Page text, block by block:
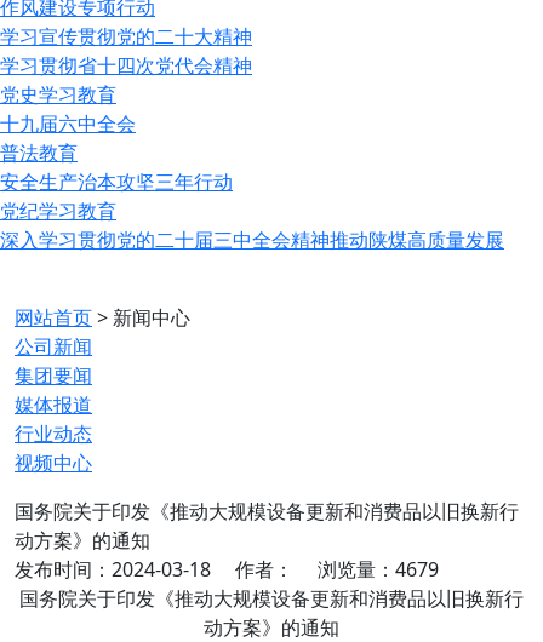
作风建设专项行动
学习宣传贯彻党的二十大精神
学习贯彻省十四次党代会精神
党史学习教育
十九届六中全会
普法教育
安全生产治本攻坚三年行动
党纪学习教育
深入学习贯彻党的二十届三中全会精神推动陕煤高质量发展
网站首页> 新闻中心
公司新闻
集团要闻
媒体报道
行业动态
视频中心
国务院关于印发《推动大规模设备更新和消费品以旧换新行
动方案》的通知
发布时间：2024-03-18 作者： 浏览量：4679
国务院关于印发《推动大规模设备更新和消费品以旧换新行
动方案》的通知